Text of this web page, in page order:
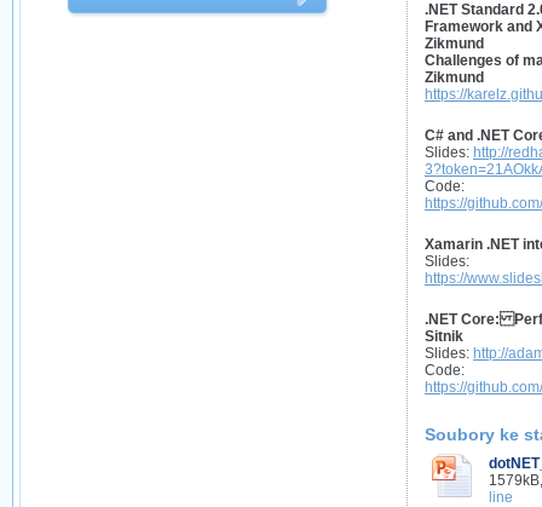
.NET Standard
Framework and
Zikmund
Challenges of
Zikmund
https://
C# and .NET
Slides: http://
Code:
https://
Xamarin .NET
Slides:
https://
.NET Core:
Sitnik
Slides: http://
Code:
https://
Soubory ke
line